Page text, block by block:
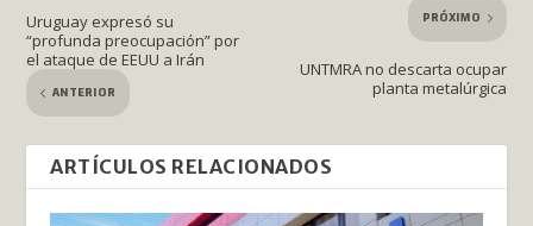
Uruguay expresó su
“profunda preocupación” por
el ataque de EEUU a Irán
ANTERIOR
PRÓXIMO
UNTMRA no descarta ocupar
planta metalúrgica
ARTÍCULOS RELACIONADOS